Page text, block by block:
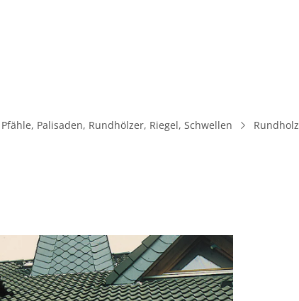
Pfähle, Palisaden, Rundhölzer, Riegel, Schwellen Rundholz